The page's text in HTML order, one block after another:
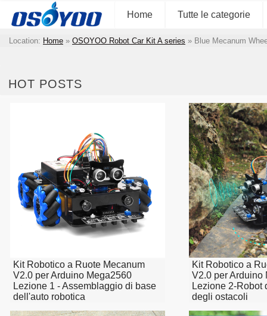
Home Tutte le categorie
Location: Home » OSOYOO Robot Car Kit A series » Blue Mecanum
HOT POSTS
Kit Robotico a Ruote Mecanum
V2.0 per Arduino Mega2560
Lezione 1 - Assemblaggio di base
dell'auto robotica
Kit Robotico a
V2.0 per Arduino
Lezione 2-Robot
degli ostacoli